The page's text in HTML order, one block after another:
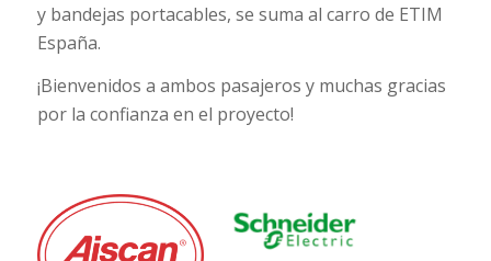
y bandejas portacables, se suma al carro de ETIM
España.
¡Bienvenidos a ambos pasajeros y muchas gracias
por la confianza en el proyecto!